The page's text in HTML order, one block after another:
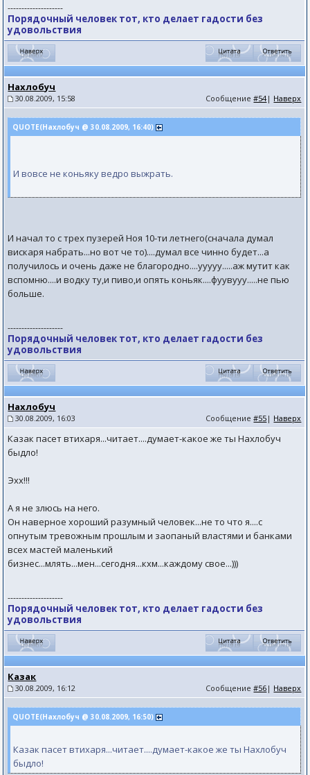
--------------------
Порядочный человек тот, кто делает гадости без
удовольствия
Нахлобуч
30.08.2009, 15:58 Сообщение#54| Наверх
QUOTE(Нахлобуч @ 30.08.2009, 16:40)
И вовсе не коньяку ведро выжрать.
И начал то с трех пузерей Ноя 10-ти летнего(сначала думал
вискаря набрать...но вот че то)....думал все чинно будет...а
получилось и очень даже не благородно....ууууу.....аж мутит как
вспомню....и водку ту,и пиво,и опять коньяк....фуувууу.....не пью
больше.
--------------------
Порядочный человек тот, кто делает гадости без
удовольствия
Нахлобуч
30.08.2009, 16:03 Сообщение#55 | Наверх
Казак пасет втихаря...читает....думает-какое же ты Нахлобуч
быдло!
Эхх!!!
А я не злюсь на него.
Он наверное хороший разумный человек...не то что я....с
опнутым тревожным прошлым и заопаный властями и банками
всех мастей маленький
бизнес...млять...мен...сегодня...кхм...каждому свое...)))
--------------------
Порядочный человек тот, кто делает гадости без
удовольствия
Казак
30.08.2009, 16:12 Сообщение#56 | Наверх
QUOTE(Нахлобуч @ 30.08.2009, 16:50)
Казак пасет втихаря...читает....думает-какое же ты Нахлобуч
быдло!